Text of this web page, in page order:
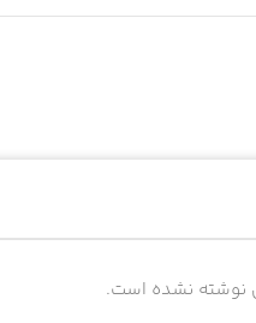
نوشته نشده است.